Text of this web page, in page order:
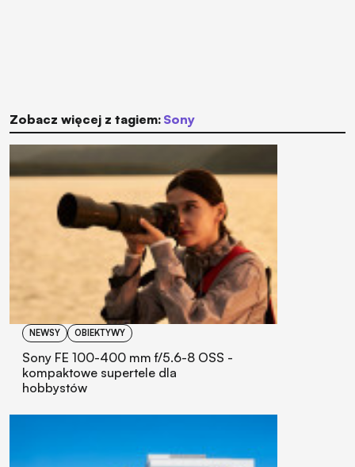
Zobacz więcej z tagiem: Sony
NEWSY OBIEKTYWY
Sony FE 100-400 mm f/5.6-8 OSS -
kompaktowe supertele dla
hobbystów